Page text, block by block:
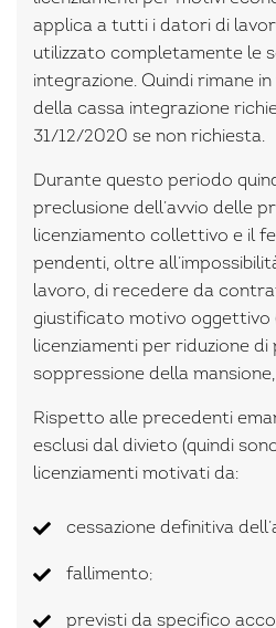
applica a tutti i datori di
utilizzato completamente le
integrazione. Quindi rimane
della cassa integrazione
31/12/2020 se non richiesta.
Durante questo periodo
preclusione dell’avvio delle
licenziamento collettivo e il
pendenti, oltre
lavoro, di recedere da
giustificato motivo oggettivo
licenziamenti per riduzione di
soppressione della mansione,
Rispetto alle precedenti
esclusi dal divieto (quindi
licenziamenti motivati da:
cessazione definitiva
fallimento;
previsti da specifico